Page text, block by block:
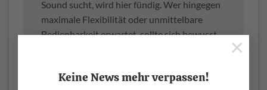
Keine News mehr verpassen!
×
Sound sucht, wird hier fündig. Wer hingegen
maximale Flexibilität oder unmittelbare
Bedienbarkeit erwartet, sollte sich bewusst
Sounddesign und komplexe Layer-Sounds.